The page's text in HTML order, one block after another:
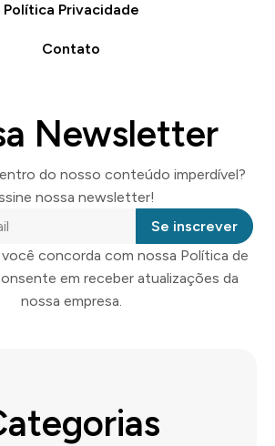
Política Privacidade
Contato
Newsletter
do nosso conteúdo imperdível?
nossa newsletter!
Se inscrever
concorda com nossa Política de
em receber atualizações da
nossa empresa.